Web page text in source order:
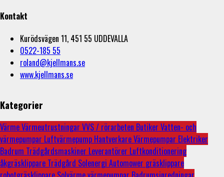
Kontakt
Kurödsvägen 11, 451 55 UDDEVALLA
0522-185 55
roland@kjellmans.se
www.kjellmans.se
Kategorier
VärmeVärmeutrustningar VVS / rörarbeten Butiker Vatten- och
värmepumpar Luftvärmepump HantverkareVärmepumpar Elektriker
Badrum Trädgårdsmaskiner Leverantörer Luftkonditionering
åkgräsklippare Trädgård Solenergi Automower gräsklippare